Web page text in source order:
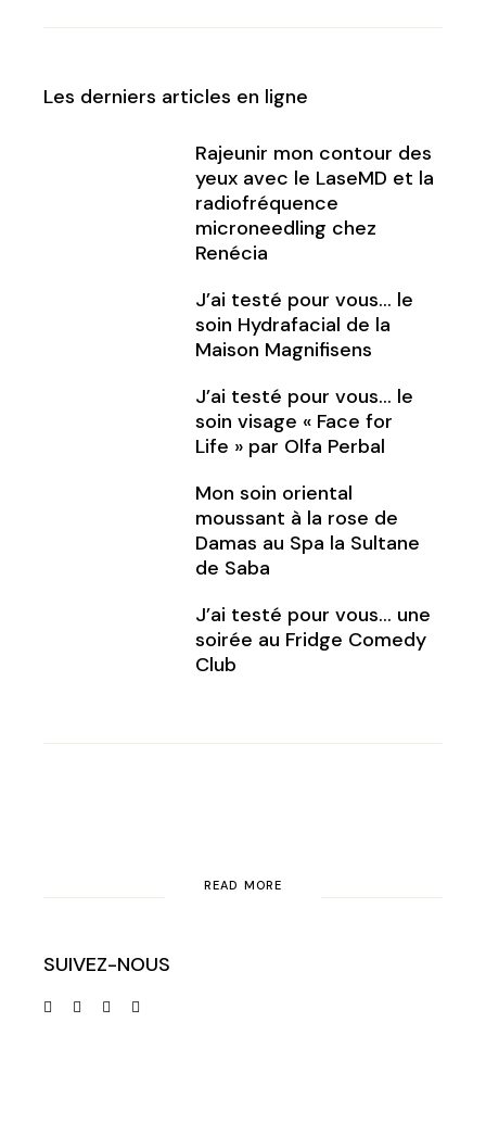
Les derniers articles en ligne
Rajeunir mon contour des
yeux avec le LaseMD et la
radiofréquence
microneedling chez
Renécia
J’ai testé pour vous… le
soin Hydrafacial de la
Maison Magnifisens
J’ai testé pour vous… le
soin visage « Face for
Life » par Olfa Perbal
Mon soin oriental
moussant à la rose de
Damas au Spa la Sultane
de Saba
J’ai testé pour vous… une
soirée au Fridge Comedy
Club
READ MORE
SUIVEZ-NOUS